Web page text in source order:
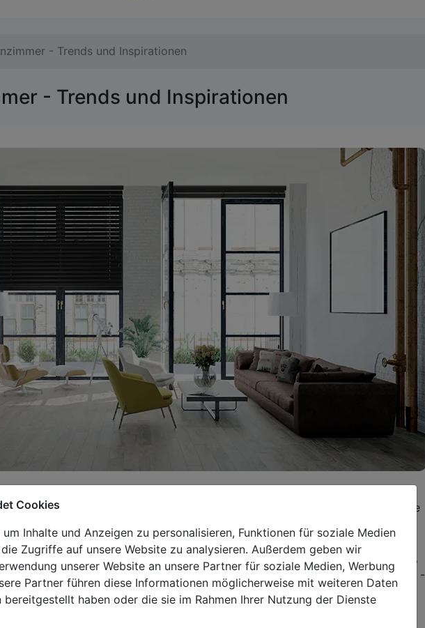
Cookies
Inhalte und Anzeigen zu personalisieren, Funktionen für soziale Medien
Zugriffe auf unsere Website zu analysieren. Außerdem geben wir
unserer Website an unsere Partner für soziale Medien, Werbung
Partner führen diese Informationen möglicherweise mit weiteren Daten
bereitgestellt haben oder die sie im Rahmen Ihrer Nutzung der Dienste
- Trends und Inspirationen
- Trends und Inspirationen
dem man Zeit mit Freunden und Familie verbringt. Das Wichtigste ist eine
- und das Sonnenlicht im Raum spielt ebenfalls eine wichtige Rolle. Wenn Sie
eine optimale, regulierbare Lichteinstrahlung in Ihrem Wohnzimmer sorgen
nach maßansehen. Sie werden aus Naturholz (wie Linde, Abachi oder
und PVC hergestellt. Sie sind eine großartige Option als Fensterabdeckungen,
und es Ihnen ermöglichen, den Sonnenlichteinfall im Wohnzimmer zu steuern -
sind eine stilvolle und hochwertigeErgänzung jeder Inneneinrichtung.
Jalousien für das Wohnzimmer!